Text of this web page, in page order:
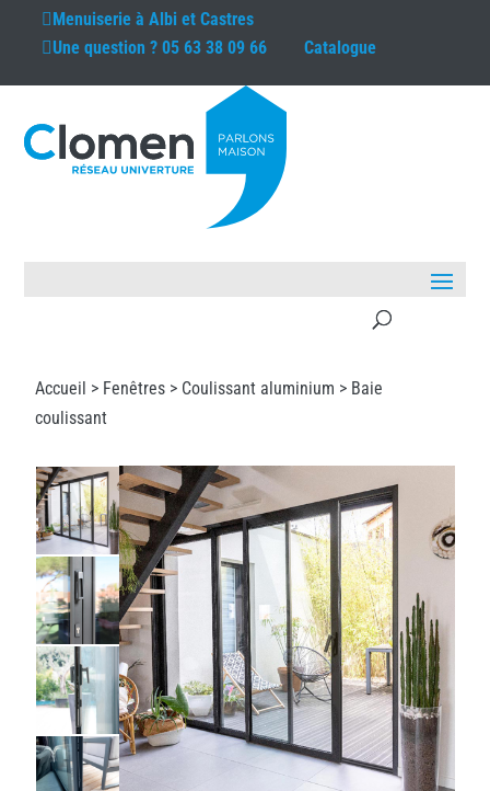
Menuiserie àAlbi et Castres
Une question ?05 63 38 09 66 Catalogue
Accueil > Fenêtres > Coulissant aluminium > Baie
coulissant